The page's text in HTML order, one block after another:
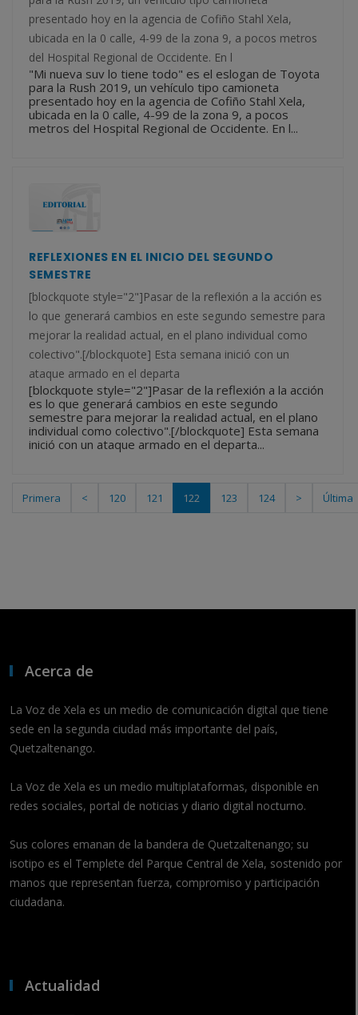
presentado hoy en la agencia de Cofiño Stahl Xela,
ubicada en la 0 calle, 4-99 de la zona 9, a pocos metros
del Hospital Regional de Occidente. En l
"Mi nueva suv lo tiene todo" es el eslogan de Toyota
para la Rush 2019, un vehículo tipo camioneta
presentado hoy en la agencia de Cofiño Stahl Xela,
ubicada en la 0 calle, 4-99 de la zona 9, a pocos
metros del Hospital Regional de Occidente. En l...
REFLEXIONES EN EL INICIO DEL SEGUNDO
SEMESTRE
[blockquote style="2"]Pasar de la reflexión a la acción es
lo que generará cambios en este segundo semestre para
mejorar la realidad actual, en el plano individual como
colectivo".[/blockquote] Esta semana inició con un
ataque armado en el departa
[blockquote style="2"]Pasar de la reflexión a la acción
es lo que generará cambios en este segundo
semestre para mejorar la realidad actual, en el plano
individual como colectivo".[/blockquote] Esta semana
inició con un ataque armado en el departa...
Primera < 120 121 122 123 124 > Última
Acerca de
La Voz de Xela es un medio de comunicación digital que tiene
sede en la segunda ciudad más importante del país,
Quetzaltenango.
La Voz de Xela es un medio multiplataformas, disponible en
redes sociales, portal de noticias y diario digital nocturno.
Sus colores emanan de la bandera de Quetzaltenango; su
isotipo es el Templete del Parque Central de Xela, sostenido por
manos que representan fuerza, compromiso y participación
ciudadana.
Actualidad